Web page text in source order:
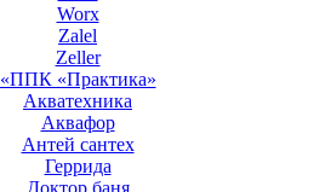
Worx
Zalel
Zeller
«ППК «Практика»
Акватехника
Аквафор
Антей сантех
Геррида